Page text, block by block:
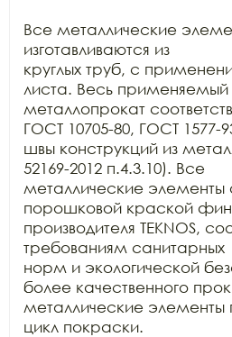
Все металлические
изготавливаются из
круглых труб, с
листа. Весь применяемый
металлопрокат
ГОСТ 10705-80, ГОСТ 1577-
швы конструкций из
52169-2012 п.4.3.10). Все
металлические
порошковой краской
производителя TEKNOS,
требованиям санитарных
норм и экологической
более качественного
металлические элементы
цикл покраски.